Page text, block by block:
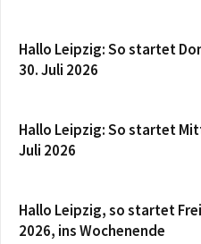
Hallo Leipzig: So startet
30. Juli 2026
Hallo Leipzig: So startet
Juli 2026
Hallo Leipzig, so startet
2026, ins Wochenende